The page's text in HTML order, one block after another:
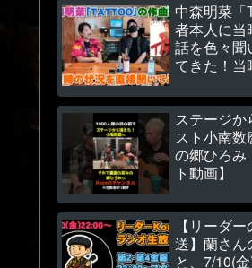
中森明菜「
者本人に当
話を色々聞
てきた！当
【Room3
ステージか
スト小南数
の郷ひろみ
ト動画】
【リーダ
送】蘭さん
と、7/10(